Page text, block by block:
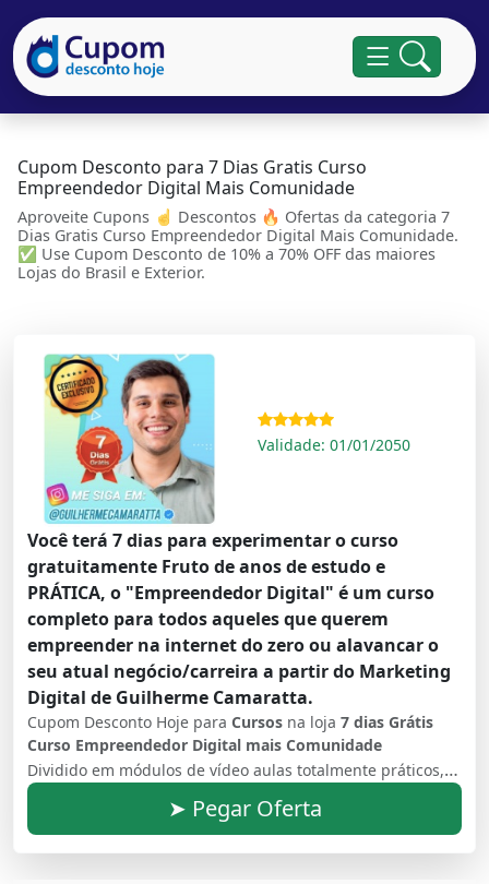
Cupom Desconto para 7 Dias Gratis Curso
Empreendedor Digital Mais Comunidade
Aproveite Cupons ☝ Descontos 🔥 Ofertas da categoria 7
Dias Gratis Curso Empreendedor Digital Mais Comunidade.
✅ Use Cupom Desconto de 10% a 70% OFF das maiores
Lojas do Brasil e Exterior.
Validade: 01/01/2050
Você terá 7 dias para experimentar o curso
gratuitamente Fruto de anos de estudo e
PRÁTICA, o "Empreendedor Digital" é um curso
completo para todos aqueles que querem
empreender na internet do zero ou alavancar o
seu atual negócio/carreira a partir do Marketing
Digital de Guilherme Camaratta.
Cupom Desconto Hoje para Cursos na loja 7 dias Grátis
Curso Empreendedor Digital mais Comunidade
Dividido em módulos de vídeo aulas totalmente práticos, o guia lhe ensinará passo a passo de todos os métodos e técnicas que você precisa para ter o seu negócio on-line ou alavancar sua empresa de forma simples, direta e eficiente.
➤ Pegar Oferta